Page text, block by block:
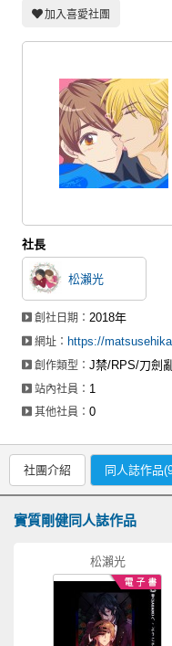
攤位轉讓區
會員功能選單
會員中心
註冊會員
登入
加入喜愛社團
社長
松瀨光
創社日期：2018年
網址： https://
創作類型：J禁/RPS/刀劍
站內社員： 1
其他社員：0
社團介紹 同人誌作品
實質剛健同人誌作品
松瀨光